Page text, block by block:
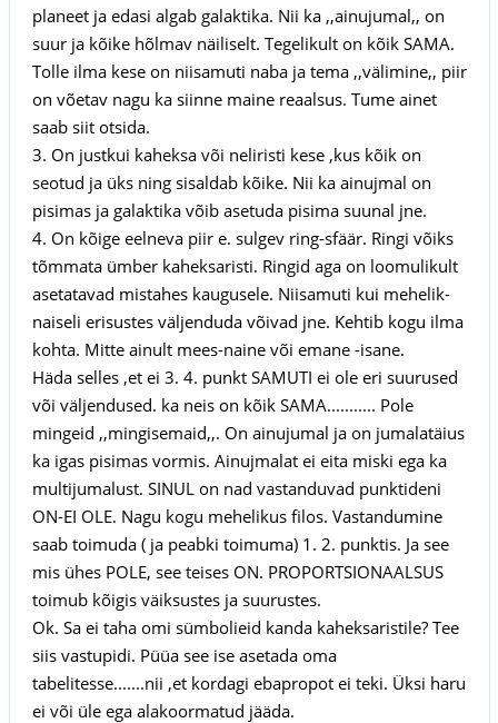
planeet ja edasi algab galaktika. Nii ka ,,ainujumal,, on
suur ja kõike hõlmav näiliselt. Tegelikult on kõik SAMA.
Tolle ilma kese on niisamuti naba ja tema ,,välimine,, piir
on võetav nagu ka siinne maine reaalsus. Tume ainet
saab siit otsida.
3. On justkui kaheksa või neliristi kese ,kus kõik on
seotud ja üks ning sisaldab kõike. Nii ka ainujmal on
pisimas ja galaktika võib asetuda pisima suunal jne.
4. On kõige eelneva piir e. sulgev ring-sfäär. Ringi võiks
tõmmata ümber kaheksaristi. Ringid aga on loomulikult
asetatavad mistahes kaugusele. Niisamuti kui mehelik-
naiseli erisustes väljenduda võivad jne. Kehtib kogu ilma
kohta. Mitte ainult mees-naine või emane -isane.
Häda selles ,et ei 3. 4. punkt SAMUTI ei ole eri suurused
või väljendused. ka neis on kõik SAMA........... Pole
mingeid ,,mingisemaid,,. On ainujumal ja on jumalatäius
ka igas pisimas vormis. Ainujmalat ei eita miski ega ka
multijumalust. SINUL on nad vastanduvad punktideni
ON-EI OLE. Nagu kogu mehelikus filos. Vastandumine
saab toimuda ( ja peabki toimuma) 1. 2. punktis. Ja see
mis ühes POLE, see teises ON. PROPORTSIONAALSUS
toimub kõigis väiksustes ja suurustes.
Ok. Sa ei taha omi sümbolieid kanda kaheksaristile? Tee
siis vastupidi. Püüa see ise asetada oma
tabelitesse.......nii ,et kordagi ebapropot ei teki. Üksi haru
ei või üle ega alakoormatud jääda.